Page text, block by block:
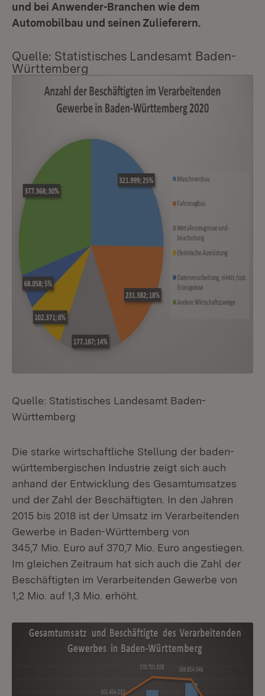
und bei Anwender-Branchen wie dem
Automobilbau und seinen Zulieferern.
Quelle: Statistisches Landesamt Baden-
Württemberg
Quelle: Statistisches Landesamt Baden-
Württemberg
Die starke wirtschaftliche Stellung der baden-
württembergischen Industrie zeigt sich auch
anhand der Entwicklung des Gesamtumsatzes
und der Zahl der Beschäftigten. In den Jahren
2015 bis 2018 ist der Umsatz im Verarbeitenden
Gewerbe in Baden-Württemberg von
345,7 Mio. Euro auf 370,7 Mio. Euro angestiegen.
Im gleichen Zeitraum hat sich auch die Zahl der
Beschäftigten im Verarbeitenden Gewerbe von
1,2 Mio. auf 1,3 Mio. erhöht.